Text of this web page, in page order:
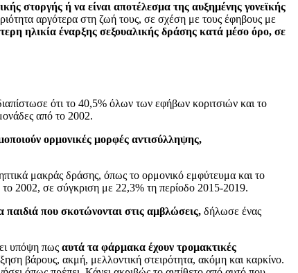
στοργής ή να είναι αποτέλεσμα της αυξημένης γονεϊκής
αργότερα στη ζωή τους, σε σχέση με τους έφηβους με
ηλικία έναρξης σεξουαλικής δράσης κατά μέσο όρο, σε
ότι το 40,5% όλων των εφήβων κοριτσιών και το
από το 2002.
ορμονικές μορφές αντισύλληψης,
μακράς δράσης, όπως το ορμονικό εμφύτευμα και το
2002, σε σύγκριση με 22,3% τη περίοδο 2015-2019.
παιδιά που σκοτώνονται στις αμβλώσεις, δήλωσε ένας
υπόψη πως αυτά τα φάρμακα έχουν τρομακτικές
βάρους, ακμή, μελλοντική στειρότητα, ακόμη και καρκίνο.